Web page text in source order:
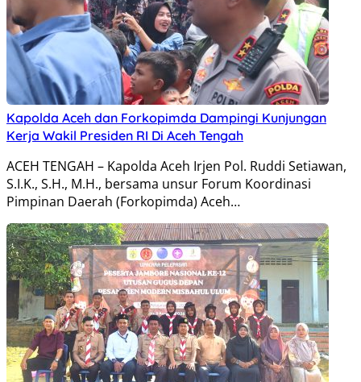
Kapolda Aceh dan Forkopimda Dampingi Kunjungan
Kerja Wakil Presiden RI Di Aceh Tengah
ACEH TENGAH – Kapolda Aceh Irjen Pol. Ruddi Setiawan,
S.I.K., S.H., M.H., bersama unsur Forum Koordinasi
Pimpinan Daerah (Forkopimda) Aceh…